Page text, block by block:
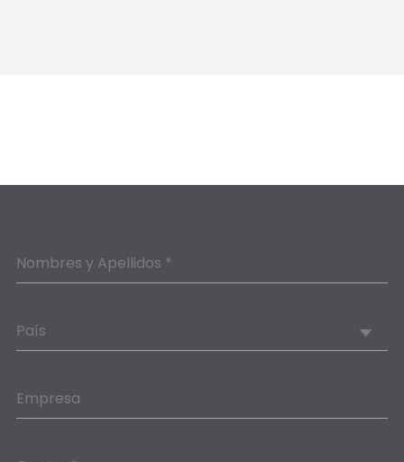
Nombres y Apellidos *
País
Empresa